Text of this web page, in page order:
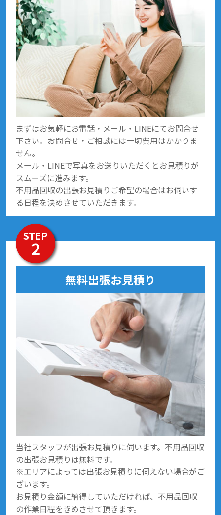
まずはお気軽にお電話・メール・LINEにてお問合せ
下さい。お問合せ・ご相談には一切費用はかかりま
せん。
メール・LINEで写真をお送りいただくとお見積りが
スムーズに進みます。
不用品回収の出張お見積りご希望の場合はお伺いす
る日程を決めさせていただきます。
STEP
２
無料出張お見積り
当社スタッフが出張お見積りに伺います。不用品回収
の出張お見積りは無料です。
※エリアによっては出張お見積りに伺えない場合がご
ざいます。
お見積り金額に納得していただければ、不用品回収
の作業日程をきめさせて頂きます。